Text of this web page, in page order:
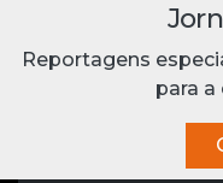
Reportagens
para a